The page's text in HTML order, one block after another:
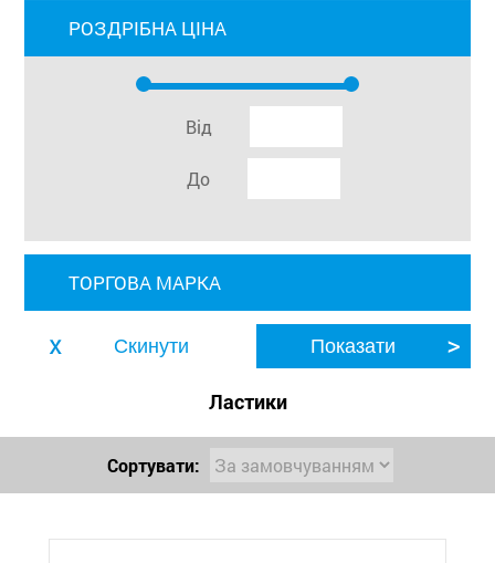
РОЗДРІБНА ЦІНА
Від
До
ТОРГОВА МАРКА
Ластики
Сортувати: